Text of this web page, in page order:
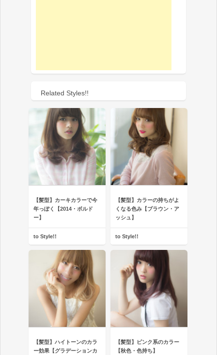
Related Styles!!
【髪型】カーキカラーで今
年っぽく【2014・ボルド
ー】
to Style!!
【髪型】カラーの持ちがよ
くなる色み【ブラウン・ア
ッシュ】
to Style!!
【髪型】ハイトーンのカラ
ー効果【グラデーションカ
【髪型】ピンク系のカラー
【秋色・色持ち】